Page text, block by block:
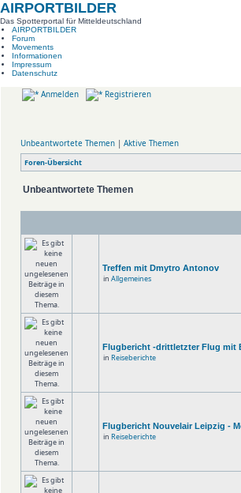
AIRPORTBILDER
Das Spotterportal für Mitteldeutschland
AIRPORTBILDER
Forum
Movements
Informationen
Impressum
Datenschutz
Anmelden Registrieren
Unbeantwortete Themen | Aktive Themen
Foren-Übersicht
Unbeantwortete Themen
Treffen mit Dmytro Antonov
in Allgemeines
Flugbericht -drittletzter Flug mit
in Reiseberichte
Flugbericht Nouvelair Leipzig -
in Reiseberichte